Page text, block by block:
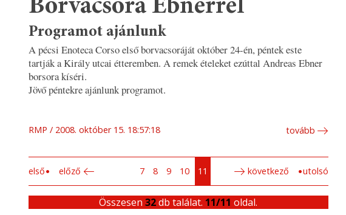
Borvacsora Ebnerrel
Programot ajánlunk
A pécsi Enoteca Corso első borvacsoráját október 24-én, péntek este
tartják a Király utcai étteremben. A remek ételeket ezúttal Andreas Ebner
borsora kíséri.
Jövő péntekre ajánlunk programot.
RMP 2008. október 15. 18:57:18 tovább
első előző 7 8 9 10 11 következő utolsó
Összesen32db találat. 11/11 oldal.